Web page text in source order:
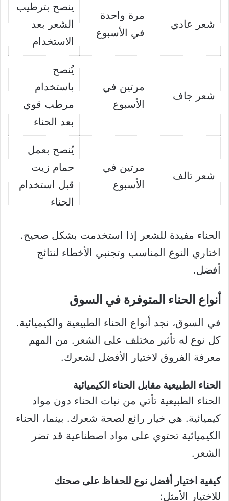
شعر عادي
مرة واحدة
في الأسبوع
ينصح بترطيب
الشعر بعد
الاستخدام
شعر جاف
مرتين في
الأسبوع
يُنصح
باستخدام
مرطب قوي
بعد الحناء
شعر تالف
مرتين في
الأسبوع
يُنصح بعمل
حمام زيت
قبل استخدام
الحناء
الحناء مفيدة للشعر إذا استخدمت بشكل صحيح.
اختاري النوع المناسب وتجنبي الأخطاء لنتائج
أفضل.
أنواع الحناء المتوفرة في السوق
في السوق، نجد أنواع الحناء الطبيعية والكيميائية.
كل نوع له تأثير مختلف على الشعر. من المهم
معرفة الفروق لاختيار الأفضل لشعرك.
الحناء الطبيعية مقابل الحناء الكيميائية
الحناء الطبيعية تأتي من نبات الحناء دون مواد
كيميائية. هي خيار رائع لصحة شعرك. بينما، الحناء
الكيميائية تحتوي على مواد اصطناعية قد تضر
الشعر.
كيفية اختيار أفضل نوع للحفاظ على صحتك
للاختيار الأمثل: